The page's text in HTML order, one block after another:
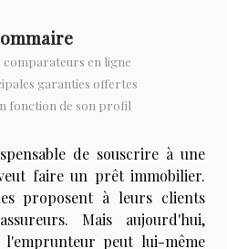
comparateurs en ligne
garanties offertes
fonction de son profil
de souscrire à une
faire un prêt immobilier.
proposent à leurs clients
Mais aujourd'hui,
peut lui-même